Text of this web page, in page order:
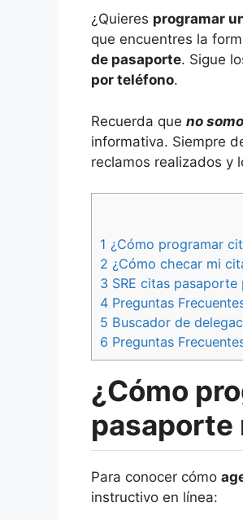
¿Quieres programar
que encuentres la
de pasaporte. Sigue
por teléfono.
Recuerda que no
informativa. Siempre
reclamos realizados y
1 ¿Cómo programar
2 ¿Cómo checar mi
3 SRE citas
4 Preguntas
5 Buscador de
6 Preguntas
¿Cómo
pasaporte
Para conocer cómo
instructivo en línea: